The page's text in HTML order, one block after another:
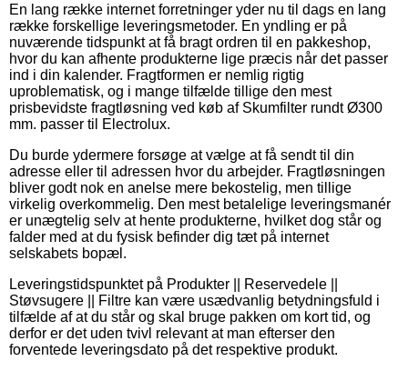
En lang række internet forretninger yder nu til dags en lang
række forskellige leveringsmetoder. En yndling er på
nuværende tidspunkt at få bragt ordren til en pakkeshop,
hvor du kan afhente produkterne lige præcis når det passer
ind i din kalender. Fragtformen er nemlig rigtig
uproblematisk, og i mange tilfælde tillige den mest
prisbevidste fragtløsning ved køb af Skumfilter rundt Ø300
mm. passer til Electrolux.
Du burde ydermere forsøge at vælge at få sendt til din
adresse eller til adressen hvor du arbejder. Fragtløsningen
bliver godt nok en anelse mere bekostelig, men tillige
virkelig overkommelig. Den mest betalelige leveringsmanér
er unægtelig selv at hente produkterne, hvilket dog står og
falder med at du fysisk befinder dig tæt på internet
selskabets bopæl.
Leveringstidspunktet på Produkter || Reservedele ||
Støvsugere || Filtre kan være usædvanlig betydningsfuld i
tilfælde af at du står og skal bruge pakken om kort tid, og
derfor er det uden tvivl relevant at man efterser den
forventede leveringsdato på det respektive produkt.